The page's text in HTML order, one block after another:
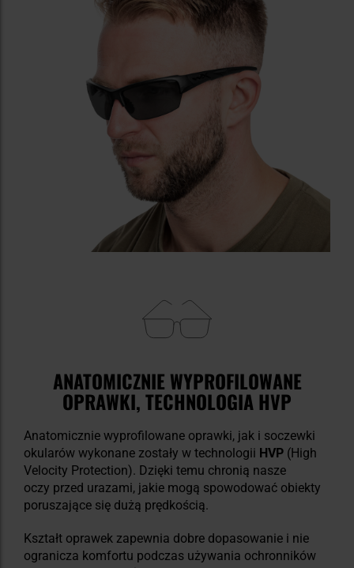
ANATOMICZNIE WYPROFILOWANE
OPRAWKI, TECHNOLOGIA HVP
Anatomicznie wyprofilowane oprawki, jak i soczewki
okularów wykonane zostały w technologii HVP (High
Velocity Protection). Dzięki temu chronią nasze
oczy przed urazami, jakie mogą spowodować obiekty
poruszające się dużą prędkością.
Kształt oprawek zapewnia dobre dopasowanie i nie
ogranicza komfortu podczas używania ochronników